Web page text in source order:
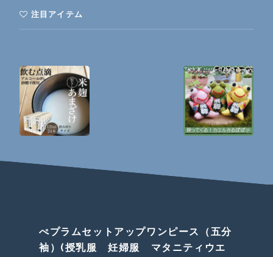
注目アイテム
ぺプラムセットアップワンピース（五分
袖）(授乳服 妊婦服 マタニティウエ